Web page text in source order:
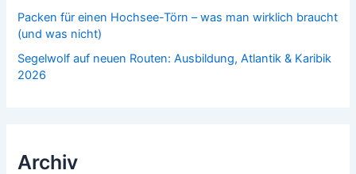
Packen für einen Hochsee-Törn – was man wirklich braucht
(und was nicht)
Segelwolf auf neuen Routen: Ausbildung, Atlantik & Karibik
2026
Archiv